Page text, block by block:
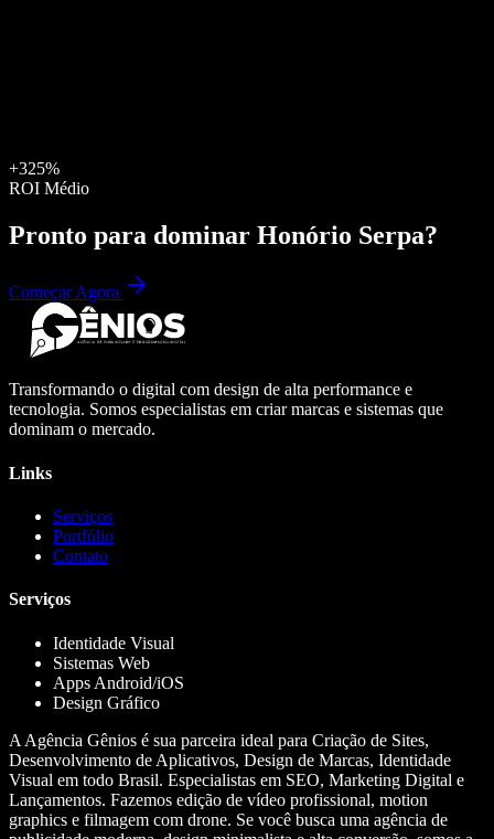
+325%
ROI Médio
Pronto para dominar Honório Serpa?
Começar Agora
Transformando o digital com design de alta performance e
tecnologia. Somos especialistas em criar marcas e sistemas que
dominam o mercado.
Links
Serviços
Portfólio
Contato
Serviços
Identidade Visual
Sistemas Web
Apps Android/iOS
Design Gráfico
A Agência Gênios é sua parceira ideal para Criação de Sites,
Desenvolvimento de Aplicativos, Design de Marcas, Identidade
Visual em todo Brasil. Especialistas em SEO, Marketing Digital e
Lançamentos. Fazemos edição de vídeo profissional, motion
graphics e filmagem com drone. Se você busca uma agência de